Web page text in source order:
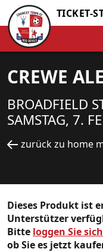
TICKET-
CREWE
BROADFIELD
SAMSTAG, 7.
zurück zu home
Dieses Produkt ist
Unterstützer
Bitte loggen Sie sich
ob Sie es jetzt